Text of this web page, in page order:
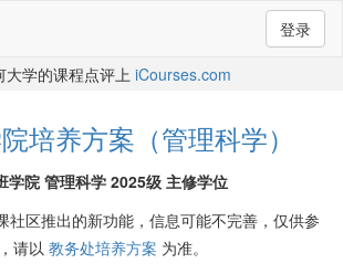
登录
大学的课程点评上 iCourses.com
培养方案（管理科学）
学院 管理科学 2025级 主修学位
社区推出的新功能，信息可能不完善，仅供参
请以 教务处培养方案 为准。